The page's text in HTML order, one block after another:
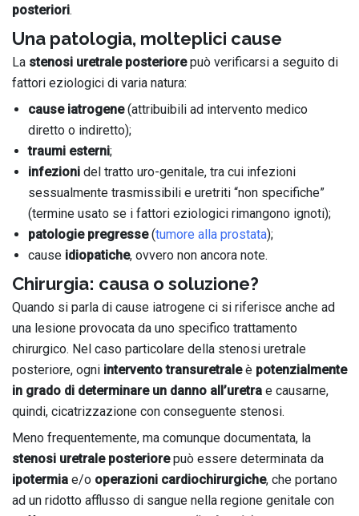
posteriori.
Una patologia, molteplici cause
La stenosi uretrale posteriorepuò verificarsi a seguito di
fattori eziologici di varia natura:
cause iatrogene(attribuibili ad intervento medico
diretto o indiretto);
traumi esterni;
infezioni del tratto uro-genitale, tra cui infezioni
sessualmente trasmissibili e uretriti “non specifiche”
(termine usato se i fattori eziologici rimangono ignoti);
patologie pregresse(tumore alla prostata);
cause idiopatiche, ovvero non ancora note.
Chirurgia: causa o soluzione?
Quando si parla di cause iatrogene ci si riferisce anche ad
una lesione provocata da uno specifico trattamento
chirurgico. Nel caso particolare della stenosi uretrale
posteriore, ogni intervento transuretraleè potenzialmente
in grado di determinare un danno all’uretra e causarne,
quindi, cicatrizzazione con conseguente stenosi.
Meno frequentemente, ma comunque documentata, la
stenosi uretrale posteriorepuò essere determinata da
ipotermia e/o operazioni cardiochirurgiche, che portano
ad un ridotto afflusso di sangue nella regione genitale con